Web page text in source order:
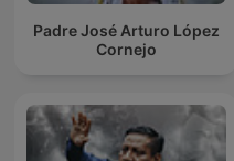
Padre José Arturo López
Cornejo